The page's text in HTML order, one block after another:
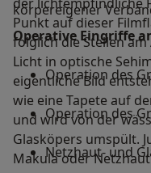
körpereigener
der lichtempfindliche
Punkt auf dieser
folglich die Stellen
Licht in optische
eigentliche Bild
wie eine Tapete auf
und wird von der
Glasköpers umspült.
Makula oder
Operative Eingriffe
Operation des
Operation des
Netzhaut- und